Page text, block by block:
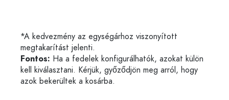
*A kedvezmény az egységárhoz viszonyított
megtakarítást jelenti.
Fontos: Ha a fedelek konfigurálhatók, azokat külön
kell kiválasztani. Kérjük, győződjön meg arról, hogy
azok bekerültek a kosárba.